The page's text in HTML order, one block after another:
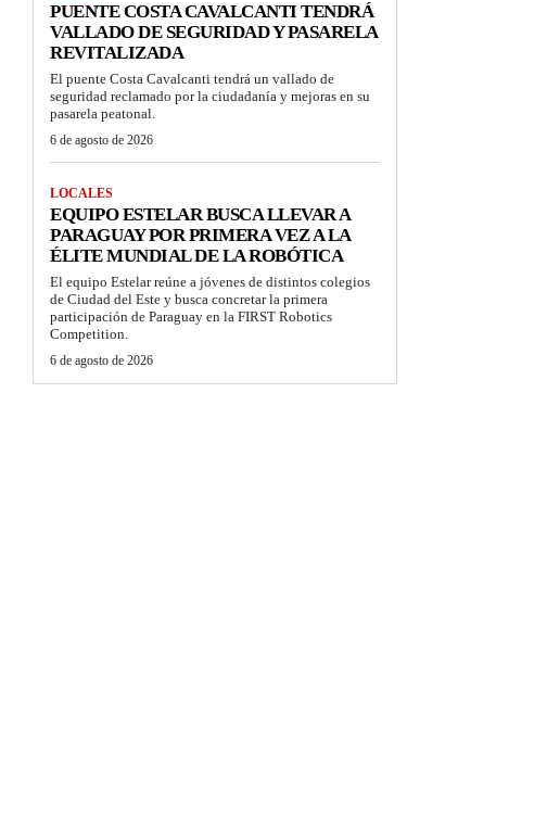
PUENTE COSTA CAVALCANTI TENDRÁ
VALLADO DE SEGURIDAD Y PASARELA
REVITALIZADA
El puente Costa Cavalcanti tendrá un vallado de
seguridad reclamado por la ciudadanía y mejoras en su
pasarela peatonal.
6 de agosto de 2026
LOCALES
EQUIPO ESTELAR BUSCA LLEVAR A
PARAGUAY POR PRIMERA VEZ A LA
ÉLITE MUNDIAL DE LA ROBÓTICA
El equipo Estelar reúne a jóvenes de distintos colegios
de Ciudad del Este y busca concretar la primera
participación de Paraguay en la FIRST Robotics
Competition.
6 de agosto de 2026